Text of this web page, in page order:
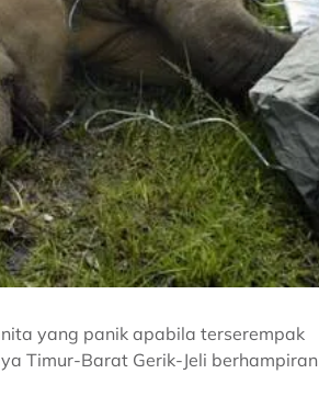
yang panik apabila terserempak
Timur-Barat Gerik-Jeli berhampiran